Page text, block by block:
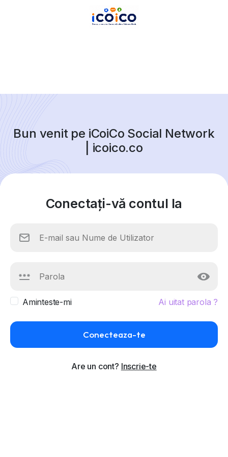
Bun venit pe iCoiCo Social Network
| icoico.co
Conectați-vă contul la
Aminteste-mi Ai uitat parola ?
Conecteaza-te
Are un cont? Inscrie-te